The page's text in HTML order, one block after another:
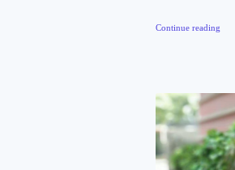
Continue reading